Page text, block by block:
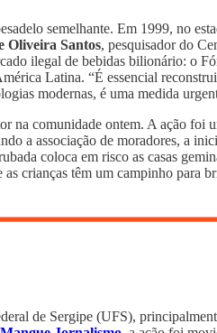
semelhante. Em 1999, no
Oliveira Santos, pesquisador do
ilegal de bebidas bilionário: o
Latina. “É essencial
modernas, é uma medida
na comunidade ontem. A ação foi
a associação de moradores, a
coloca em risco as casas
crianças têm um campinho para
de Sergipe (UFS),